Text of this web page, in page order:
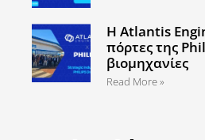
Η Atlantis
πόρτες της
βιομηχανίες
Read More »